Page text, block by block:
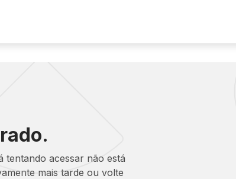
tentando acessar não está
mais tarde ou volte